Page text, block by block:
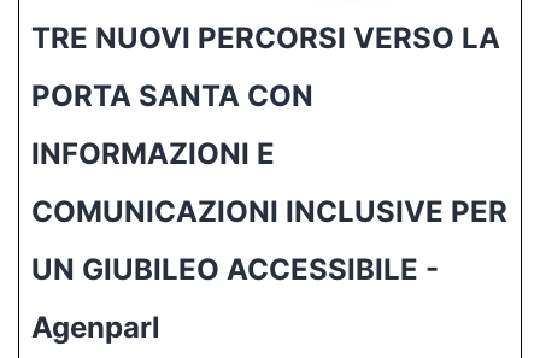
TRE NUOVI PERCORSI VERSO LA
PORTA SANTA CON
INFORMAZIONI E
COMUNICAZIONI INCLUSIVE PER
UN GIUBILEO ACCESSIBILE -
Agenparl